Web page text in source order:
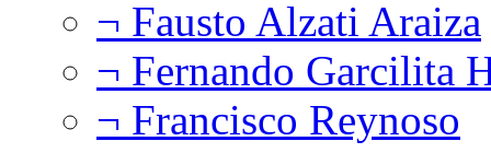
¬ Fausto Alzati Araiza
¬ Fernando Garcilita
¬ Francisco Reynoso